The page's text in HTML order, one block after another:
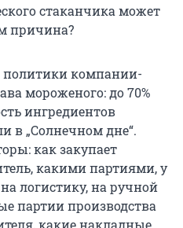
стаканчика может
причина?
политики компании-
мороженого: до 70%
ингредиентов
в „Солнечном дне“.
как закупает
какими партиями, у
логистику, на ручной
партии производства
какие накладные